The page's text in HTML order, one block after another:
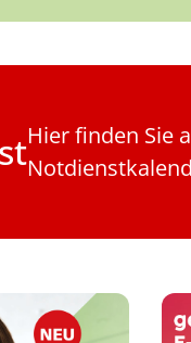
Hier finden Sie